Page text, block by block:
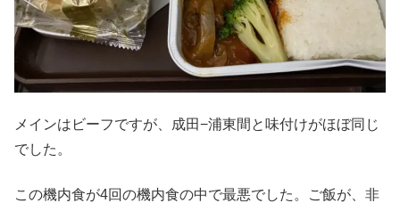
メインはビーフですが、成田−浦東間と味付けがほぼ同じ
でした。
この機内食が4回の機内食の中で最悪でした。ご飯が、非